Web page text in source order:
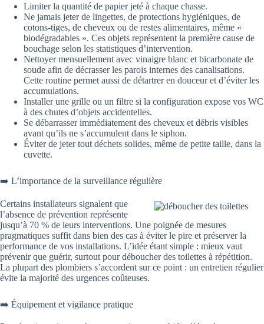
Limiter la quantité de papier jeté à chaque chasse.
Ne jamais jeter de lingettes, de protections hygiéniques, de
cotons-tiges, de cheveux ou de restes alimentaires, même «
biodégradables ». Ces objets représentent la première cause de
bouchage selon les statistiques d’intervention.
Nettoyer mensuellement avec vinaigre blanc et bicarbonate de
soude afin de décrasser les parois internes des canalisations.
Cette routine permet aussi de détartrer en douceur et d’éviter les
accumulations.
Installer une grille ou un filtre si la configuration expose vos WC
à des chutes d’objets accidentelles.
Se débarrasser immédiatement des cheveux et débris visibles
avant qu’ils ne s’accumulent dans le siphon.
Éviter de jeter tout déchets solides, même de petite taille, dans la
cuvette.
➡️ L’importance de la surveillance régulière
Certains installateurs signalent que
l’absence de prévention représente
jusqu’à 70 % de leurs interventions. Une poignée de mesures
pragmatiques suffit dans bien des cas à éviter le pire et préserver la
performance de vos installations. L’idée étant simple : mieux vaut
prévenir que guérir, surtout pour déboucher des toilettes à répétition.
La plupart des plombiers s’accordent sur ce point : un entretien régulier
évite la majorité des urgences coûteuses.
➡️ Équipement et vigilance pratique